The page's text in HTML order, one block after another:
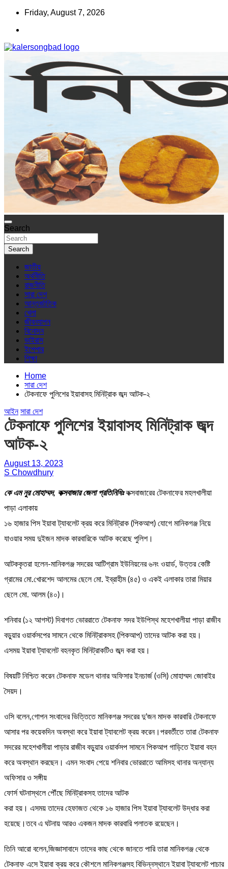
Skip
content
Friday, August 7, 2026
কালের সংবাদ
www.kalersongbad.com
Search
Search
জাতীয়
অর্থনীতি
রাজনীতি
সারা দেশ
আন্তর্জাতিক
খেলা
জীবনযাপন
বিনোদন
ভাইরাস
ইপেপার
শিক্ষা
Home
সারা দেশ
টেকনাফে পুলিশের ইয়াবাসহ মিনিট্রাক জব্দ আটক-২
আইন সারা দেশ
টেকনাফে পুলিশের ইয়াবাসহ মিনিট্রাক জব্দ
আটক-২
August 13, 2023
S Chowdhury
কে এম নুর মোহাম্মদ, কক্সবাজার জেলা প্রতিনিধিঃকক্সবাজারের টেকনাফের মহলখালীয়া
পাড়া এলাকায়
১৬ হাজার পিস ইয়াবা ট্যাবলেট ক্রয় করে মিনিট্রাক (পিকআপ) যোগে মানিকগঞ্জ নিয়ে
যাওয়ার সময় দুইজন মাদক কারবারিকে আটক করেছে পুলিশ।
আটককৃতরা হলেন-মানিকগঞ্জ সদরের আটিগ্রাম ইউনিয়নের ৬নং ওয়ার্ড, উত্তর কেষ্টি
গ্রামের মো.খোরশেদ আলমের ছেলে মো. ইব্রাহীম (৪৫) ও একই এলাকার তারা মিয়ার
ছেলে মো. আলম (৪০)।
শনিবার (১২ আগস্ট) দিবাগত ভোররাতে টেকনাফ সদর ইউপিস্থ মহেশখালীয়া পাড়া রাজীব
বড়ুয়ার ওয়ার্কসপের সামনে থেকে মিনিট্রাকসহ (পিকআপ) তাদের আটক করা হয়।
এসময় ইয়াবা ট্যাবলেট বহনকৃত মিনিট্রাকটিও জব্দ করা হয়।
বিষয়টি নিশ্চিত করেন টেকনাফ মডেল থানার অফিসার ইনচার্জ (ওসি) মোহাম্মদ জোবাইর
সৈয়দ।
ওসি বলেন,গোপন সংবাদের ভিত্তিতে মানিকগঞ্জ সদরের দু’জন মাদক কারবারি টেকনাফে
আসার পর কয়েকদিন অবস্থা করে ইয়াবা ট্যাবলেট ক্রয় করেন।পরবর্তীতে তারা টেকনাফ
সদরের মহেশখালীয়া পাড়ার রাজীব বড়ুয়ার ওয়ার্কসপ সামনে পিকআপ গাড়িতে ইয়াবা বহন
করে অবস্থান করছেন। এমন সংবাদ পেয়ে শনিবার ভোররাতে আমিসহ থানার অন্যান্য
অফিসার ও সঙ্গীয়
ফোর্স ঘটনাস্থলে পৌঁছে মিনিট্রাকসহ তাদের আটক
করা হয়। এসময় তাদের হেফাজত থেকে ১৬ হাজার পিস ইয়াবা ট্যাবলেট উদ্ধার করা
হয়েছে।তবে এ ঘটনায় আরও একজন মাদক কারবারি পলাতক রয়েছেন।
তিনি আরো বলেন,জিজ্ঞাসাবাদে তাদের কাছ থেকে জানতে পারি তারা মানিকগঞ্জ থেকে
টেকনাফ এসে ইয়াবা ক্রয় করে কৌশলে মানিকগঞ্জসহ বিভিন্নস্থানে ইয়াবা ট্যাবলেট পাচার